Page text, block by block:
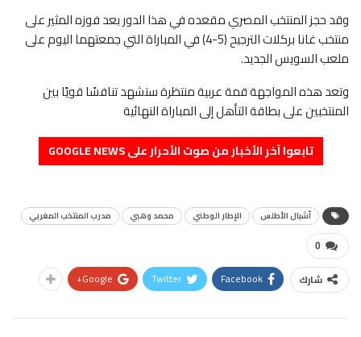
وقد حجز المنتخب المصري مقعده في هذا الدور بعد فوزه المثير على
منتخب غانا بركلات الترجيح (5-4) في المباراة التي جمعتهما اليوم على
ملعب السويس الجديد.
وتعد هذه المواجهة قمة عربية منتظرة ستشهد تنافسًا قويًا بين
المنتخبين على بطاقة التأهل إلى المباراة النهائية
تابعوا آخر الأخبار من صوت الأحرار على GOOGLE NEWS
أشبال الأطلس الإطار الوطني محمد وهبي مدرب المنتخب المغربي
0
شارك Facebook
Twitter
Google+